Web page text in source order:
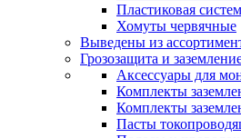
Пластиковая
Хомуты червячные
Выведены из
Грозозащита и
Аксессуары для
Комплекты
Комплекты
Пасты